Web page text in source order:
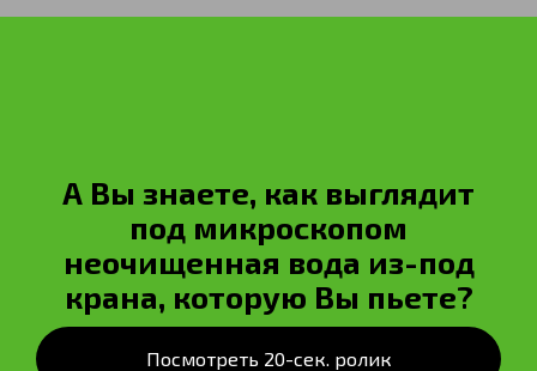
А Вы знаете, как выглядит
под микроскопом
неочищенная вода из-под
крана, которую Вы пьете?
Посмотреть 20-сек. ролик